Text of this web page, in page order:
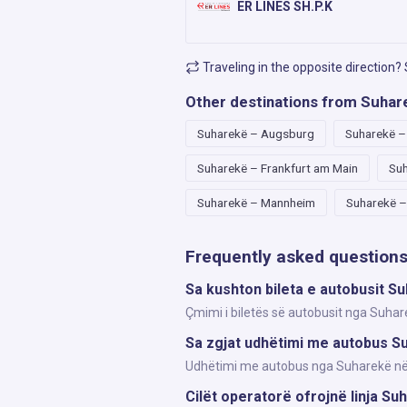
ER LINES SH.P.K
Traveling in the opposite direction?
Other destinations from
Suharekë – Augsburg Suharekë
Suharekë – Frankfurt am Main
Suharekë – Mannheim Suharekë
Frequently asked questions
Sa kushton bileta e autobusit
Çmimi i biletës së autobusit nga
Sa zgjat udhëtimi me autobus
Udhëtimi me autobus nga Suharekë
Cilët operatorë ofrojnë linja